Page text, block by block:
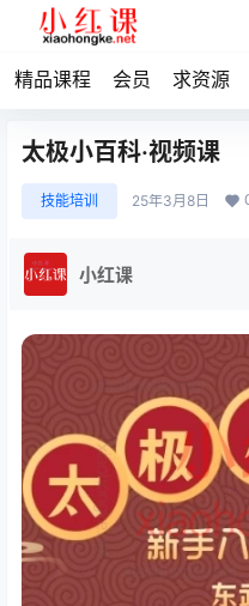
精品课程 会员 求资源
太极小百科·视频课
技能培训 25年3月8日
小红课